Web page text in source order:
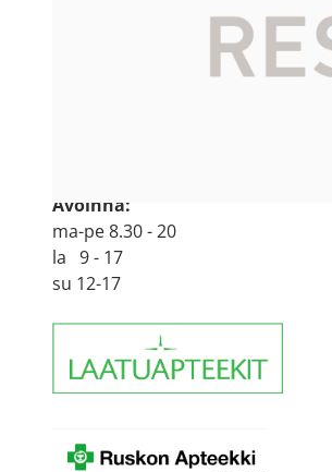
Oulun 9. Ruskon Apteekki
Avoinna:
ma-pe 8.30 - 20
la 9 - 17
su 12-17